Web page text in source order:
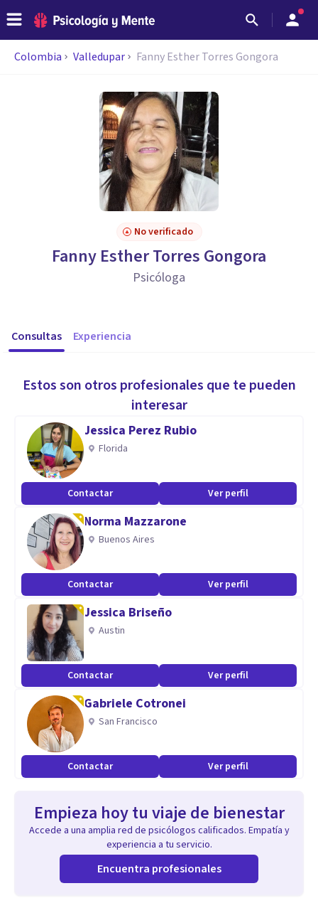
Colombia Valledupar Fanny Esther Torres Gongora
No verificado
Fanny Esther Torres Gongora
Psicóloga
Consultas Experiencia
Estos son otros profesionales que te pueden
interesar
Jessica Perez Rubio
Florida
Contactar Ver perfil
Norma Mazzarone
Buenos Aires
Contactar Ver perfil
Jessica Briseño
Austin
Contactar Ver perfil
Gabriele Cotronei
San Francisco
Contactar Ver perfil
Empieza hoy tu viaje de bienestar
Accede a una amplia red de psicólogos calificados. Empatía y
experiencia a tu servicio.
Encuentra profesionales